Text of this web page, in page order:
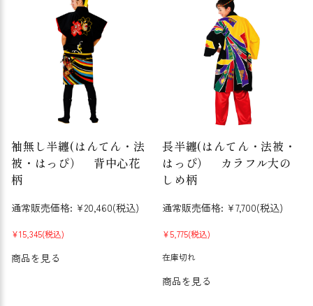
袖無し半纏(はんてん・法
被・はっぴ） 背中心花
柄
通常販売価格: ¥20,460(税込)
¥15,345(税込)
商品を見る
長半纏(はんてん・法被・
はっぴ） カラフル大の
しめ柄
通常販売価格: ¥7,700(税込)
¥5,775(税込)
在庫切れ
商品を見る